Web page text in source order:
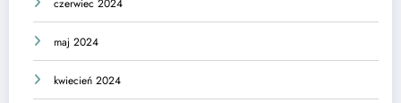
maj 2024
kwiecień 2024